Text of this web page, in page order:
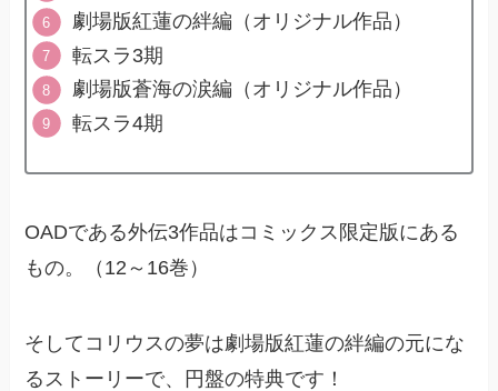
劇場版紅蓮の絆編（オリジナル作品）
転スラ3期
劇場版蒼海の涙編（オリジナル作品）
転スラ4期
OADである外伝3作品はコミックス限定版にある
もの。（12～16巻）
そしてコリウスの夢は劇場版紅蓮の絆編の元にな
るストーリーで、円盤の特典です！